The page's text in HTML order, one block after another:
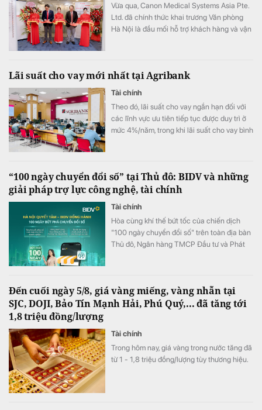
Vừa qua, Canon Medical Systems Asia Pte.
Ltd. đã chính thức khai trương Văn phòng
Hà Nội là đầu mối hỗ trợ khách hàng và vận
Lãi suất cho vay mới nhất tại Agribank
Tài chính
Theo đó, lãi suất cho vay ngắn hạn đối với
các lĩnh vực ưu tiên tiếp tục được duy trì ở
mức 4%/năm, trong khi lãi suất cho vay bình
“100 ngày chuyển đổi số” tại Thủ đô: BIDV và những
giải pháp trợ lực công nghệ, tài chính
Tài chính
Hòa cùng khí thế bứt tốc của chiến dịch
"100 ngày chuyển đổi số" trên toàn địa bàn
Thủ đô, Ngân hàng TMCP Đầu tư và Phát
các đơn vị sự nghiệp.
Đến cuối ngày 5/8, giá vàng miếng, vàng nhẫn tại
SJC, DOJI, Bảo Tín Mạnh Hải, Phú Quý,... đã tăng tới
1,8 triệu đồng/lượng
Tài chính
Trong hôm nay, giá vàng trong nước tăng đã
từ 1 - 1,8 triệu đồng/lượng tùy thương hiệu.